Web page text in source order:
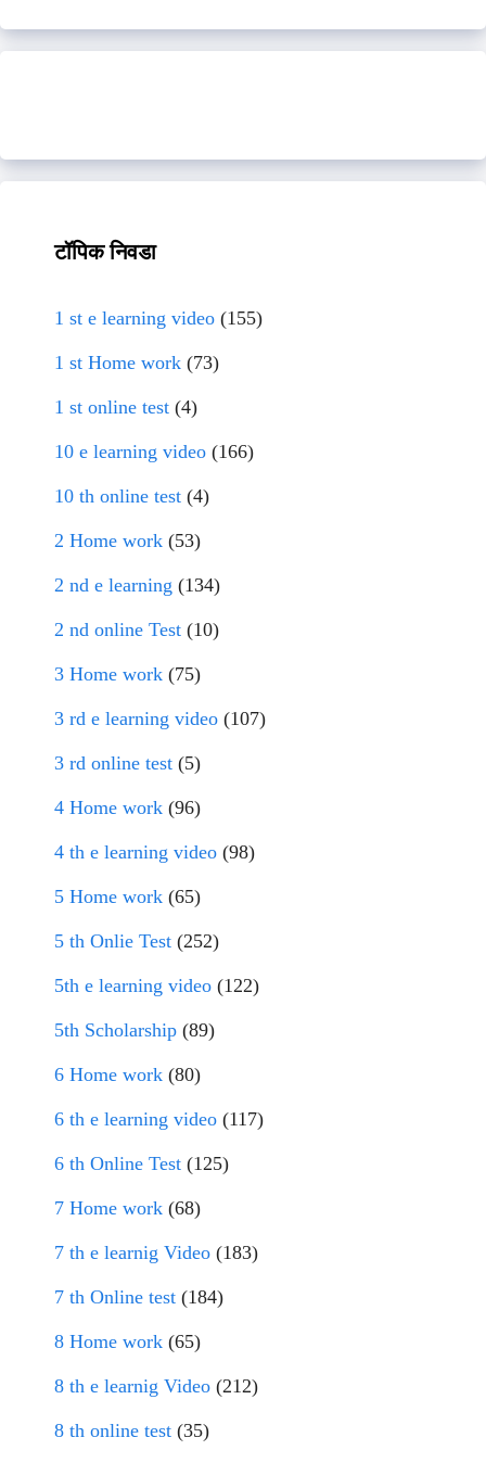
टॉपिक निवडा
1 st e learning video (155)
1 st Home work (73)
1 st online test (4)
10 e learning video (166)
10 th online test (4)
2 Home work (53)
2 nd e learning (134)
2 nd online Test (10)
3 Home work (75)
3 rd e learning video (107)
3 rd online test (5)
4 Home work (96)
4 th e learning video (98)
5 Home work (65)
5 th Onlie Test (252)
5th e learning video (122)
5th Scholarship (89)
6 Home work (80)
6 th e learning video (117)
6 th Online Test (125)
7 Home work (68)
7 th e learnig Video (183)
7 th Online test (184)
8 Home work (65)
8 th e learnig Video (212)
8 th online test (35)